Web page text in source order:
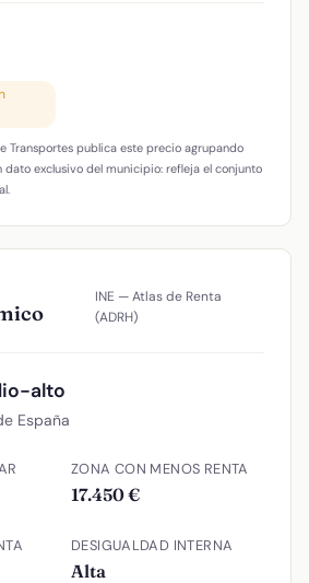
Transportes publica este precio agrupando
dato exclusivo del municipio: refleja el conjunto
INE — Atlas de Renta
(ADRH)
alto
España
ZONA CON MENOS RENTA
17.450 €
DESIGUALDAD INTERNA
Alta